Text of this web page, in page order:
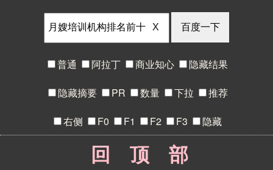
X
普通 阿拉丁 商业知心 隐藏结果
隐藏摘要 PR 数量 下拉 推荐
右侧 F0 F1 F2 F3 隐藏
回顶部